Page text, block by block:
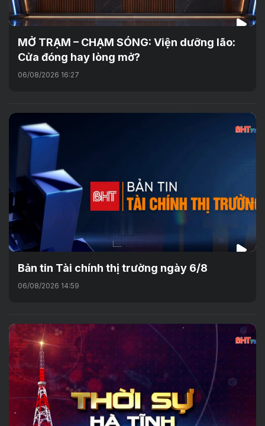
MỞ TRẠM – CHẠM SÓNG: Viện dưỡng lão:
Cửa đóng hay lòng mở?
06/08/2026 16:27
Bản tin Tài chính thị trường ngày 6/8
06/08/2026 14:59